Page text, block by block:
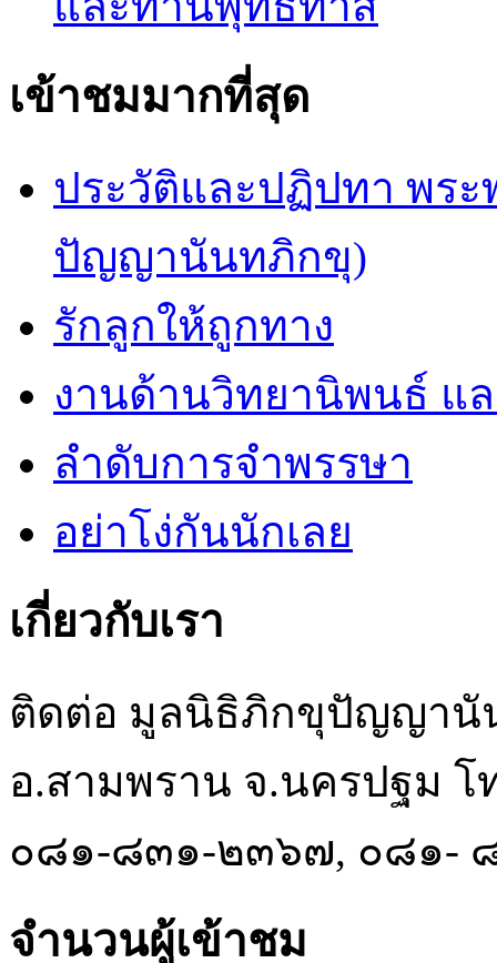
เข้าชมมากที่สุด
ประวัติและปฏิปทา พร
ปัญญานันทภิกขุ)
รักลูกให้ถูกทาง
งานด้านวิทยานิพนธ์ แ
ลำดับการจำพรรษา
อย่าโง่กันนักเลย
เกี่ยวกับเรา
ติดต่อ มูลนิธิภิกขุปัญญานั
อ.สามพราน จ.นครปฐม
๐๘๑-๘๓๑-๒๓๖๗, ๐๘๑-
จำนวนผู้เข้าชม